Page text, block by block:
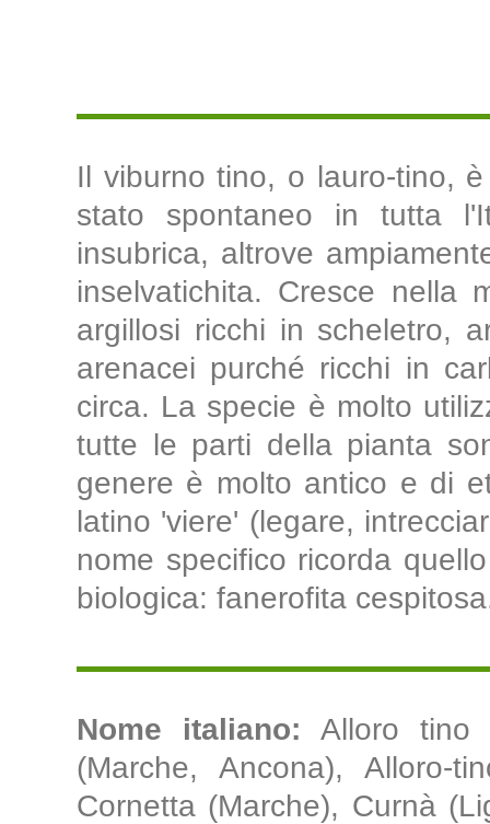
Il viburno tino, o lauro-tino,
stato spontaneo in tutta
insubrica, altrove
inselvatichita. Cresce nella
argillosi ricchi in scheletro,
arenacei purché ricchi in
circa. La specie è molto
tutte le parti della pianta
genere è molto antico e di
latino 'viere' (legare,
nome specifico ricorda
biologica: fanerofita
Nome italiano:Alloro tino
(Marche, Ancona), Alloro-
Cornetta (Marche), Curnà